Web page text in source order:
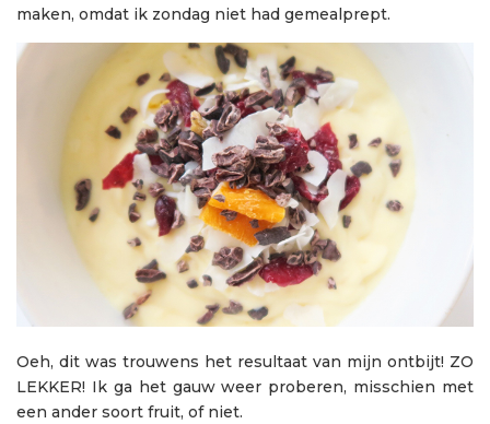
maken, omdat ik zondag niet had gemealprept.
Oeh, dit was trouwens het resultaat van mijn ontbijt! ZO
LEKKER! Ik ga het gauw weer proberen, misschien met
een ander soort fruit, of niet.